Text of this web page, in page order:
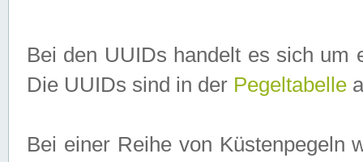
Bei den UUIDs handelt es sich um
Die UUIDs sind in der Pegeltabelle
Bei einer Reihe von Küstenpegeln